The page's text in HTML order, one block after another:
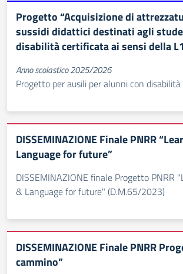
Progetto “Acquisizione di
sussidi didattici destinati agli
disabilità certificata ai sensi della
Anno scolastico 2025/2026
Progetto per ausili per alunni con disabilità
DISSEMINAZIONE Finale PNRR
Language for future”
DISSEMINAZIONE finale Progetto PNRR
& Language for future" (D.M.65/2023)
DISSEMINAZIONE Finale PNRR
cammino”